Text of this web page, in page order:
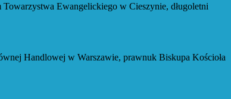
Ewangelickiego w Cieszynie, długoletni
w Warszawie, prawnuk Biskupa Kościoła